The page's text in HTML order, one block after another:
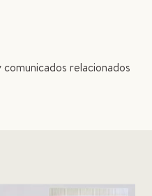
relacionados